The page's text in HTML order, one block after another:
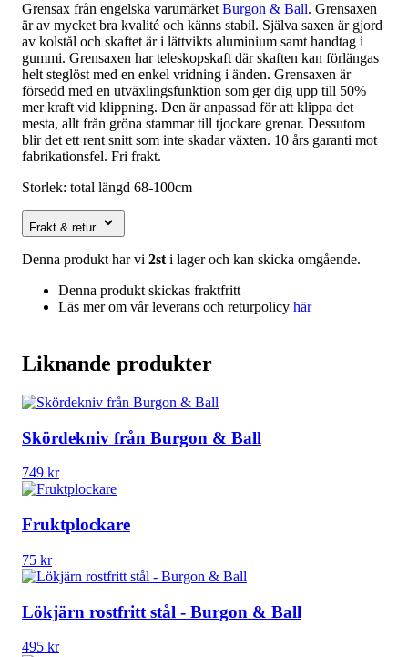
Grensax från engelska varumärket Burgon & Ball. Grensaxen
är av mycket bra kvalité och känns stabil. Själva saxen är gjord
av kolstål och skaftet är i lättvikts aluminium samt handtag i
gummi. Grensaxen har teleskopskaft där skaften kan förlängas
helt steglöst med en enkel vridning i änden. Grensaxen är
försedd med en utväxlingsfunktion som ger dig upp till 50%
mer kraft vid klippning. Den är anpassad för att klippa det
mesta, allt från gröna stammar till tjockare grenar. Dessutom
blir det ett rent snitt som inte skadar växten. 10 års garanti mot
fabrikationsfel. Fri frakt.
Storlek: total längd 68-100cm
Frakt & retur
Denna produkt har vi 2st i lager och kan skicka omgående.
Denna produkt skickas fraktfritt
Läs mer om vår leverans och returpolicy här
Liknande produkter
Skördekniv från Burgon & Ball
749 kr
Fruktplockare
75 kr
Lökjärn rostfritt stål - Burgon & Ball
495 kr